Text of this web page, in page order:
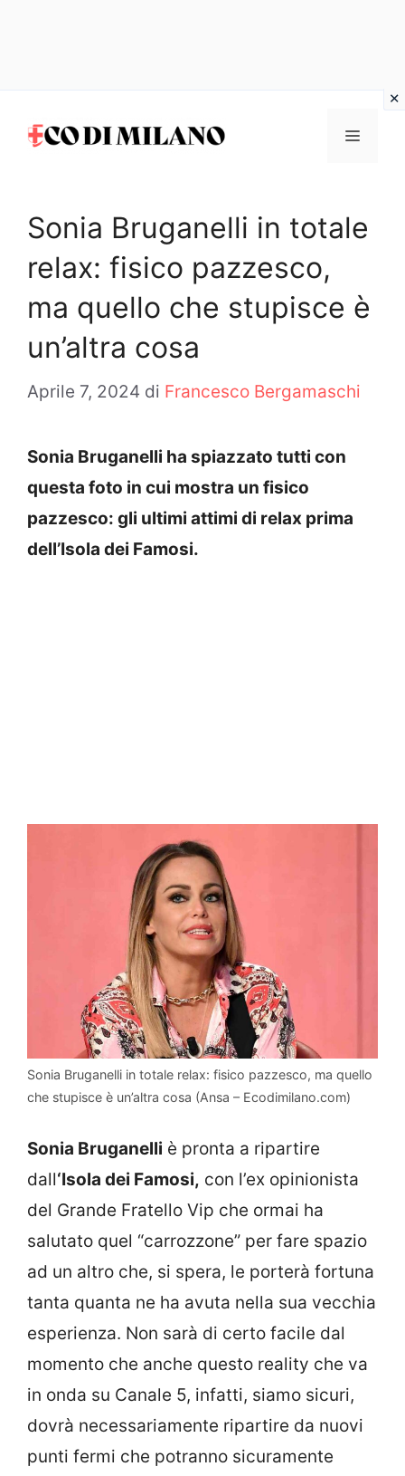
MENU
Sonia Bruganelli in totale
relax: fisico pazzesco,
ma quello che stupisce è
un’altra cosa
Aprile 7, 2024 di Francesco Bergamaschi
Sonia Bruganelli ha spiazzato tutti con
questa foto in cui mostra un fisico
pazzesco: gli ultimi attimi di relax prima
dell’Isola dei Famosi.
Sonia Bruganelli in totale relax: fisico pazzesco, ma quello
che stupisce è un’altra cosa (Ansa – Ecodimilano.com)
Sonia Bruganelli è pronta a ripartire
dall‘Isola dei Famosi, con l’ex opinionista
del Grande Fratello Vip che ormai ha
salutato quel “carrozzone” per fare spazio
ad un altro che, si spera, le porterà fortuna
tanta quanta ne ha avuta nella sua vecchia
esperienza. Non sarà di certo facile dal
momento che anche questo reality che va
in onda su Canale 5, infatti, siamo sicuri,
dovrà necessariamente ripartire da nuovi
punti fermi che potranno sicuramente